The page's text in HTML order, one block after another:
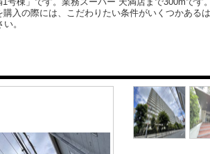
入の際には、こだわりたい条件がいくつかある
。